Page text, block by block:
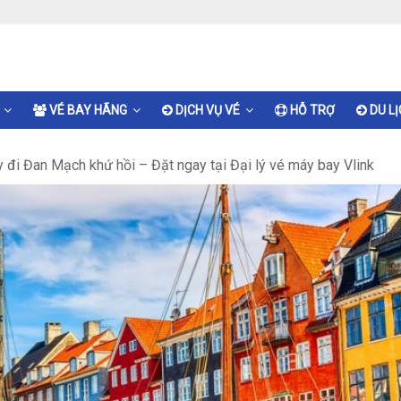
VÉ BAY HÃNG DỊCH VỤ VÉ HỖ TRỢ DU
đi Đan Mạch khứ hồi – Đặt ngay tại Đại lý vé máy bay Vlink